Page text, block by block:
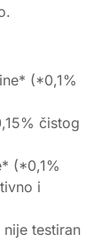
(*0,1%
čistog
(*0,1%
i
testiran